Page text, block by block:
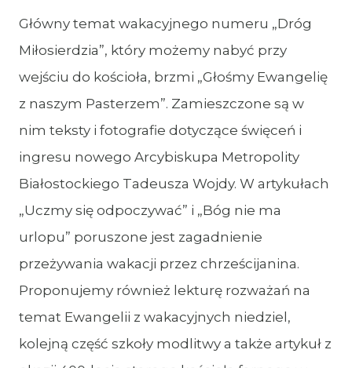
Główny temat wakacyjnego numeru „Dróg
Miłosierdzia”, który możemy nabyć przy
wejściu do kościoła, brzmi „Głośmy Ewangelię
z naszym Pasterzem”. Zamieszczone są w
nim teksty i fotografie dotyczące święceń i
ingresu nowego Arcybiskupa Metropolity
Białostockiego Tadeusza Wojdy. W artykułach
„Uczmy się odpoczywać” i „Bóg nie ma
urlopu” poruszone jest zagadnienie
przeżywania wakacji przez chrześcijanina.
Proponujemy również lekturę rozważań na
temat Ewangelii z wakacyjnych niedziel,
kolejną część szkoły modlitwy a także artykuł z